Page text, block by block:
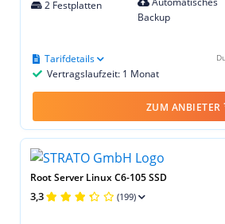
2 Festplatten
Backup
Vertragslaufzeit: 1 Monat
Tarifdetails
ZUM ANBIETER
Root Server Linux C6-105 SSD
3,3 (199)